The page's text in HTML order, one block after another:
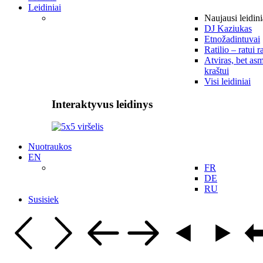
Leidiniai
Naujausi
DJ Kaziukas
Etnožadintuvai
Ratilio – ratui
Atviras, bet
kraštui
Visi leidiniai
Interaktyvus leidinys
Nuotraukos
EN
FR
DE
RU
Susisiek